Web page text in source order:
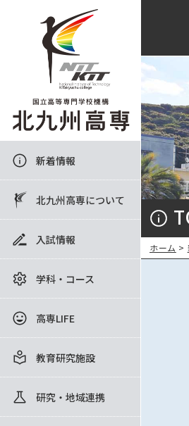
新着情報
北九州高専について
入試情報
学科・コース
高専LIFE
教育研究施設
研究・地域連携
ホーム >